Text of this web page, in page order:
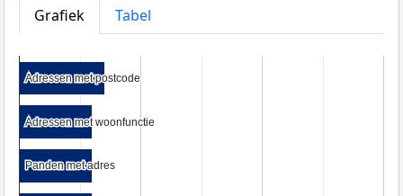
Grafiek
Tabel
Adressen met postcode
Adressen met postcode
Adressen met woonfunctie
Adressen met woonfunctie
Panden met adres
Panden met adres